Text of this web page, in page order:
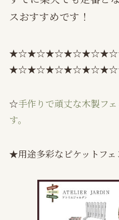
スおすすめです！
☆手作りで頑丈な木製フ
す。
★用途多彩なピケットフ